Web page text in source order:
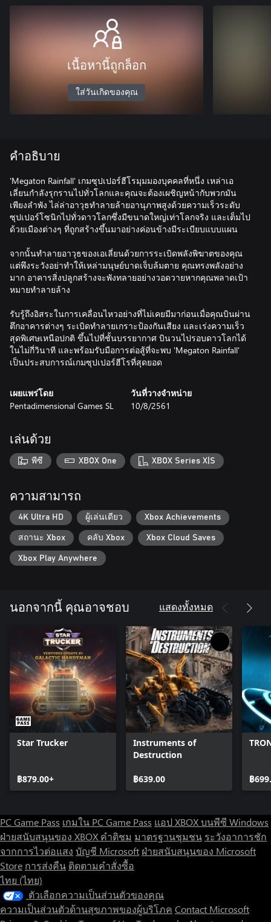
เนื้อหานี้ถูกล็อก
ใส่วันเกิดของคุณ
คำอธิบาย
'Megaton Rainfall' เกมซุปเปอร์ฮีโรมุมมองบุคคลที่หนึ่ง เหล่าเอ
เลี่ยนกำลังรุกรานไปทั่วโลกและคุณจะต้องเผชิญหน้ากับพวกมัน
เพียงลำพัง ไล่ล่าอาวุธทำลายล้ายอานุภาพสูงด้วยความเร็วระดับ
ซุปเปอร์โซนิกไปทั่วดาวโลกซึ่งมีขนาดใหญ่เท่าโลกจริง และเต็มไป
ด้วยเมืองต่างๆ ที่ถูกสร้างขึ้นมาอย่างค่อนข้างมีระเบียบแบบแผน
จากนั้นทำลายอาวุธของเอเลี่ยนด้วยการระเบิดพลังพิฆาตของคุณ
แต่พึงระวังอย่าทำให้เหล่ามนุษย์บาดเจ็บล้มตาย คุณทรงพลังอย่าง
มาก อาคารสิ่งปลูกสร้างจะพังทลายอย่างวอดวายหากคุณพลาดเป้า
หมายทำลายล้าง
รับรู้ถึงอิสระในการเคลื่อนไหวอย่างที่ไม่เคยมีมาก่อนเมื่อคุณบินผ่าน
ตึกอาคารต่างๆ ระเบิดทำลายเกราะป้องกันเสียง และเร่งความเร็ว
สุดพิเศษเหนือปกติ ขึ้นไปที่ชั้นบรรยากาศ บินวนไปรอบดาวโลกได้
ในไม่กี่วินาที และพร้อมรับมือการต่อสู้ที่จะพบ 'Megaton Rainfall'
เป็นประสบการณ์เกมซุปเปอร์ฮีโรที่สุดยอด
เผยแพร่โดย
Pentadimensional Games SL
วันที่วางจำหน่าย
10/8/2561
เล่นด้วย
พีซี XBOX One XBOX Series X|S
ความสามารถ
4K Ultra HD ผู้เล่นเดียว Xbox Achievements
สถานะ Xbox คลับ Xbox Xbox Cloud Saves
Xbox Play Anywhere
นอกจากนี้ คุณอาจชอบ แสดงทั้งหมด
Star Trucker
฿879.00+
Instruments of
Destruction
฿639.00 ฿
PC Game Pass เกมใน PC Game Pass แอป XBOX บนพีซี Windows
ฝ่ายสนับสนุนของ XBOX คำติชม มาตรฐานชุมชน ระวังอาการชัก
จากการไวต่อแสง บัญชี Microsoft ฝ่ายสนับสนุนของ Microsoft
Store การส่งคืน ติดตามคำสั่งซื้อ
ไทย (ไทย)
ตัวเลือกความเป็นส่วนตัวของคุณ
ความเป็นส่วนตัวด้านสุขภาพของผู้บริโภค Contact Microsoft